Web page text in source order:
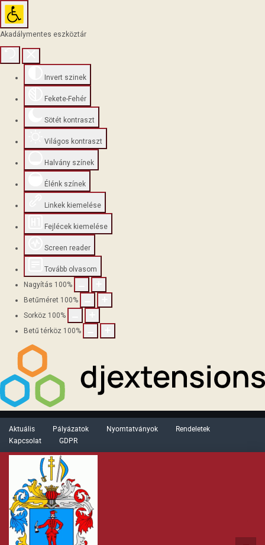
Akadálymentes eszköztár
Invert szinek
Fekete-Fehér
Sötét kontraszt
Világos kontraszt
Halvány színek
Élénk színek
Linkek kiemelése
Fejlécek kiemelése
Screen reader
Tovább olvasom
Nagyítás 100%
Betűméret 100%
Sorköz 100%
Betű térköz 100%
Aktuális Pályázatok Nyomtatványok
Rendeletek
Kapcsolat
GDPR